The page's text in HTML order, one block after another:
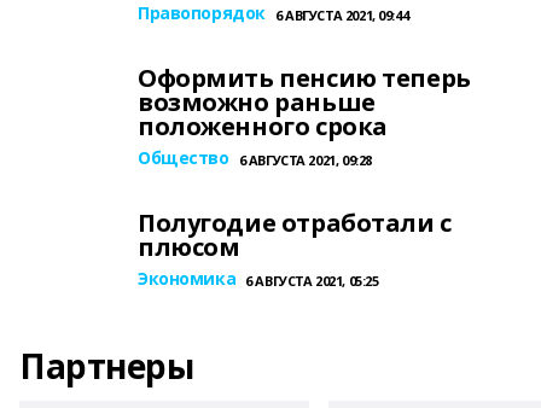
Правопорядок 6 АВГУСТА 2021, 09:44
Оформить пенсию теперь
возможно раньше
положенного срока
Общество 6 АВГУСТА 2021, 09:28
Полугодие отработали с
плюсом
Экономика 6 АВГУСТА 2021, 05:25
Партнеры